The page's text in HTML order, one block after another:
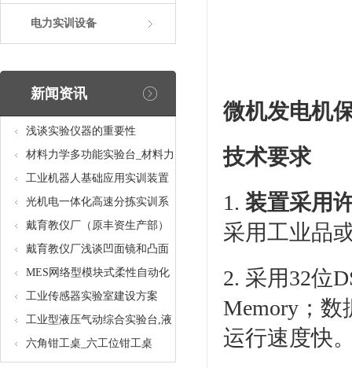
电力实训设备
新闻资讯
浅谈实验仪器的重要性
材料力学多功能实验台_材料力
学多功能考核实验实训设备
工业机器人基础应用实训装置
台_工业机器人基础应用实训考
核设备
光机电一体化高速分拣实训系
统_光机电一体化高速分拣实验
实训设备
戴育教仪厂（原丰资生产部）
助力春季高教仪器展
戴育教仪厂浅谈凹面镜和凸面
镜的区别之处
MES网络型模块式柔性自动化
生产线实验系统(八站)_模块柔
性自动化生产线教学实训设备
工业传感器实验室建设方案
工业型液压气动综合实验台,液
压气动综合实训台
六角钳工桌_六工位钳工桌
微机发电机
技术要求
1. 装置采用
采用工业品
2. 采用32位
Memory；
运行速度快